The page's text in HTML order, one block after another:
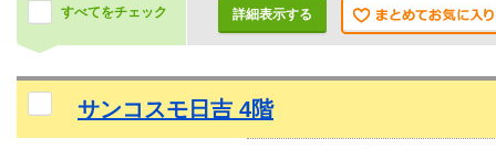
すべてをチェック 詳細表示する
サンコスモ日吉 4階